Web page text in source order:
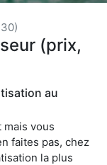
(prix,
au
mais vous
faites pas, chez
la plus